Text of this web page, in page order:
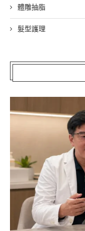
體雕抽脂
髮型護理